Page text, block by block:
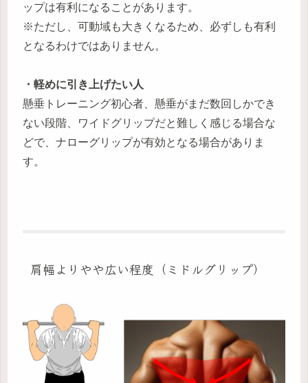
ップは有利になることがあります。
※ただし、可動域も大きくなるため、必ずしも有利
となるわけではありません。
・軽めに引き上げたい人
懸垂トレーニング初心者、懸垂がまだ数回しかでき
ない段階、ワイドグリップだと難しく感じる場合な
どで、ナローグリップが有効となる場合がありま
す。
肩幅よりやや広い程度（ミドルグリップ）